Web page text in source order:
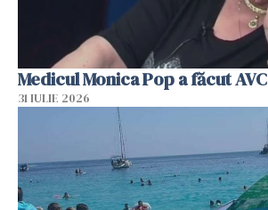
Medicul Monica Pop a făcut AVC
31 IULIE 2026